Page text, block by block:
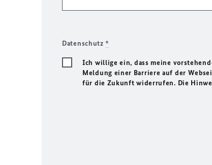
Datenschutz*
Ich willige ein, dass meine
Meldung einer Barriere auf der
für die Zukunft widerrufen. Die